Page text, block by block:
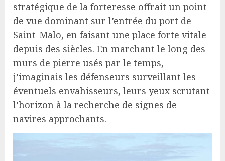
stratégique de la forteresse offrait un point
de vue dominant sur l’entrée du port de
Saint-Malo, en faisant une place forte vitale
depuis des siècles. En marchant le long des
murs de pierre usés par le temps,
j’imaginais les défenseurs surveillant les
éventuels envahisseurs, leurs yeux scrutant
l’horizon à la recherche de signes de
navires approchants.